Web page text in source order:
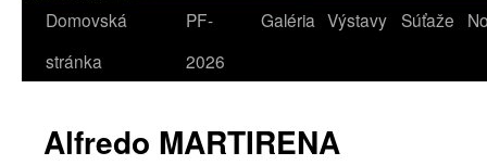
Domovská
stránka
PF-
2026
Galéria Výstavy Súťaže
Alfredo MARTIRENA